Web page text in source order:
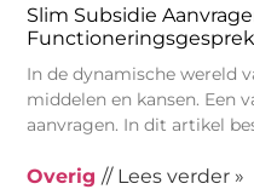
Slim Subsidie
In de dynamische wereld
middelen en kansen. Een
aanvragen. In dit artikel
Overig // Lees verder »